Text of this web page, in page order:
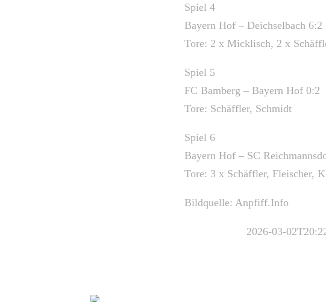
Spiel 4
Bayern Hof – Deichselbach 6:2
Tore: 2 x Micklisch, 2 x
Spiel 5
FC Bamberg – Bayern Hof 0:2
Tore: Schäffler, Schmidt
Spiel 6
Bayern Hof – SC
Tore: 3 x Schäffler, Fleischer,
Bildquelle: Anpfiff.Info
2026-03-